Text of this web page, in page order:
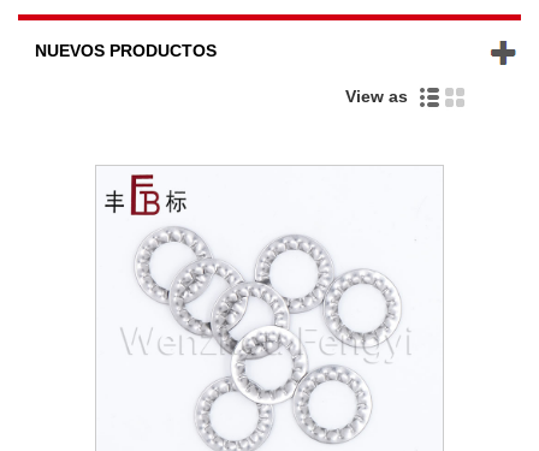
NUEVOS PRODUCTOS
View as